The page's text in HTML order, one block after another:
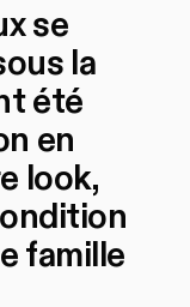
se
la
été
en
look,
famille